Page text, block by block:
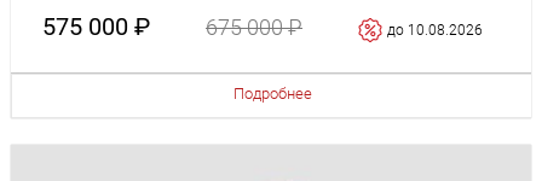
575 000 ₽ 675 000 ₽ до 10.08.2026
Подробнее